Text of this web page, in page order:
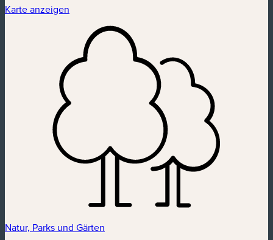
Karte anzeigen
Natur, Parks und Gärten